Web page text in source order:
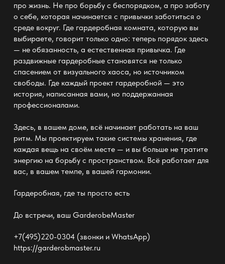
про жизнь. Не про борьбу с беспорядком, а про заботу
о себе, которая начинается с привычки заботиться о
среде вокруг. Где гардеробная комната, которую вы
выбираете, говорит только одно: теперь порядокздесь
— не обязанность, а естественная привычка. Где
раздвижные гардеробные становятся не только
спасением от визуального хаоса, но источником
свободы. Где каждый проект гардеробной — это
история, написанная вами, но поддержанная
профессионалами.
Здесь, в вашем доме, всё начинает работать на ваш
ритм. Мы проектируем такие системы хранения, где
каждая вещь на своём месте — и вы больше не тратите
энергию на борьбу с пространством. Всё работает для
вас, в вашем темпе, в вашей гармонии.
Гардеробная, где ты просто есть
До встречи, ваш GarderobeMaster
+7(495)220-0304 (звонки и WhatsApp)
https://garderobmaster.ru